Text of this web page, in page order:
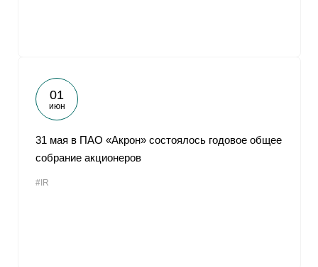
01
июн
31 мая в ПАО «Акрон» состоялось годовое общее
собрание акционеров
#IR